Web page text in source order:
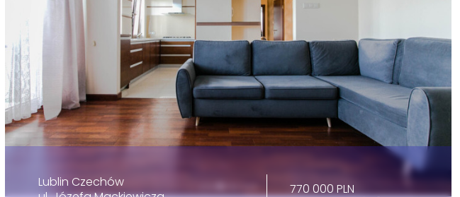
Lublin Czechów
770 000 PLN